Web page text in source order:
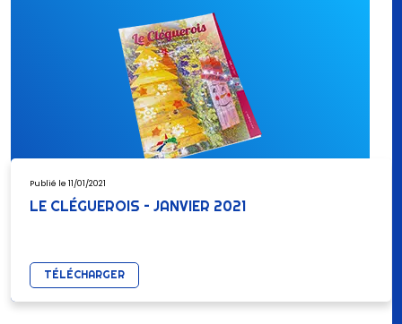
Publié le 11/01/2021
LE CLÉGUEROIS – JANVIER 2021
TÉLÉCHARGER